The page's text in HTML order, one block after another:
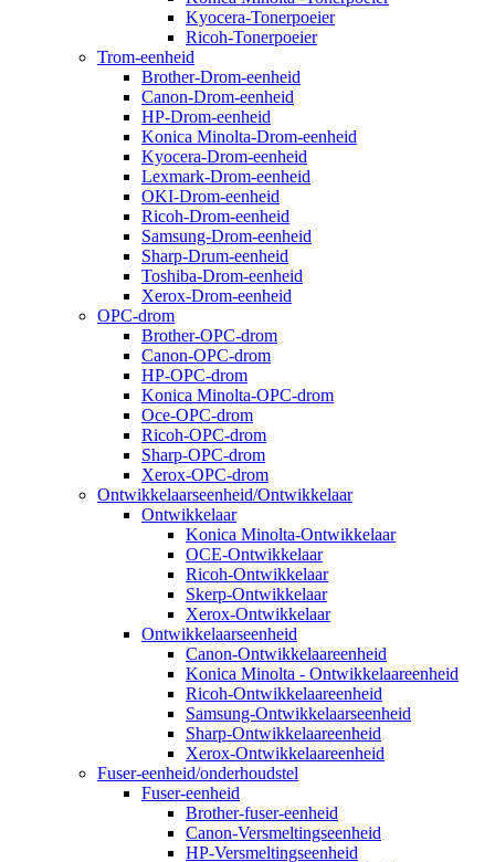
Kyocera-Tonerpoeier
Ricoh-Tonerpoeier
Trom-eenheid
Brother-Drom-eenheid
Canon-Drom-eenheid
HP-Drom-eenheid
Konica Minolta-Drom-eenheid
Kyocera-Drom-eenheid
Lexmark-Drom-eenheid
OKI-Drom-eenheid
Ricoh-Drom-eenheid
Samsung-Drom-eenheid
Sharp-Drum-eenheid
Toshiba-Drom-eenheid
Xerox-Drom-eenheid
OPC-drom
Brother-OPC-drom
Canon-OPC-drom
HP-OPC-drom
Konica Minolta-OPC-drom
Oce-OPC-drom
Ricoh-OPC-drom
Sharp-OPC-drom
Xerox-OPC-drom
Ontwikkelaarseenheid/Ontwikkelaar
Ontwikkelaar
Konica Minolta-Ontwikkelaar
OCE-Ontwikkelaar
Ricoh-Ontwikkelaar
Skerp-Ontwikkelaar
Xerox-Ontwikkelaar
Ontwikkelaarseenheid
Canon-Ontwikkelaareenheid
Konica Minolta - Ontwikkelaareenheid
Ricoh-Ontwikkelaareenheid
Samsung-Ontwikkelaarseenheid
Sharp-Ontwikkelaareenheid
Xerox-Ontwikkelaareenheid
Fuser-eenheid/onderhoudstel
Fuser-eenheid
Brother-fuser-eenheid
Canon-Versmeltingseenheid
HP-Versmeltingseenheid